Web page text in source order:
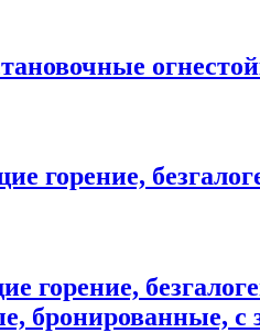
горение,
горение,
бронированные,